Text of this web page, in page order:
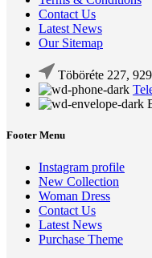
Contact Us
Latest News
Our Sitemap
Töböréte 227,
Footer Menu
Instagram profile
New Collection
Woman Dress
Contact Us
Latest News
Purchase Theme